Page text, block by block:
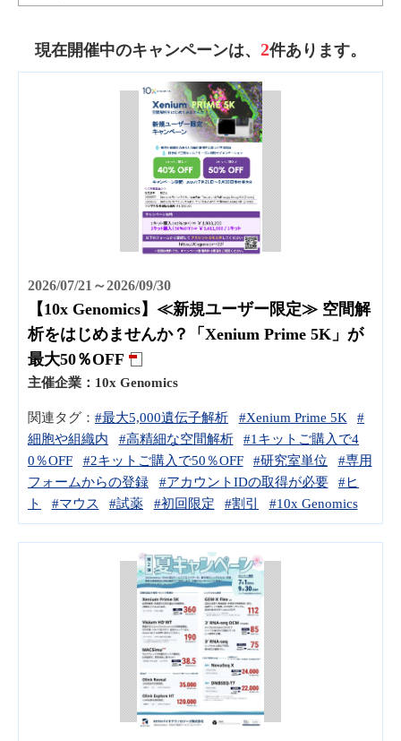
現在開催中のキャンペーンは、 2件あります。
2026/07/21～2026/09/30
【10x Genomics】≪新規ユーザー限定≫ 空間解
析をはじめませんか？「Xenium Prime 5K」が
最大50％OFF
主催企業： 10x Genomics
関連タグ： #最大5,000遺伝子解析 #Xenium Prime 5K
#
細胞や組織内
#高精細な空間解析
#1キットご購入で4
0％OFF
#2キットご購入で50％OFF #研究室単位
#専⽤
フォームからの登録
#アカウントIDの取得が必要
#ヒ
ト
#マウス #試薬 #初回限定 #割引 #10x Genomics